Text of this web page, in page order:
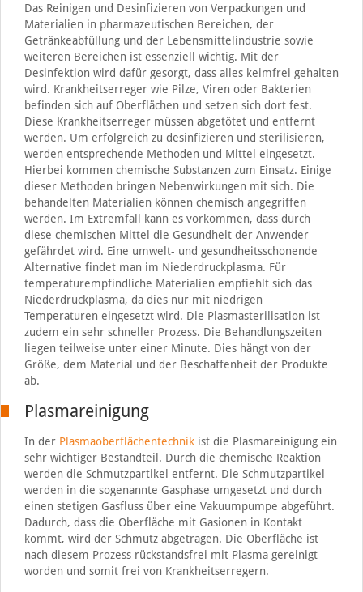
Das Reinigen und Desinfizieren von Verpackungen und
Materialien in pharmazeutischen Bereichen, der
Getränkeabfüllung und der Lebensmittelindustrie sowie
weiteren Bereichen ist essenziell wichtig. Mit der
Desinfektion wird dafür gesorgt, dass alles keimfrei gehalten
wird. Krankheitserreger wie Pilze, Viren oder Bakterien
befinden sich auf Oberflächen und setzen sich dort fest.
Diese Krankheitserreger müssen abgetötet und entfernt
werden. Um erfolgreich zu desinfizieren und sterilisieren,
werden entsprechende Methoden und Mittel eingesetzt.
Hierbei kommen chemische Substanzen zum Einsatz. Einige
dieser Methoden bringen Nebenwirkungen mit sich. Die
behandelten Materialien können chemisch angegriffen
werden. Im Extremfall kann es vorkommen, dass durch
diese chemischen Mittel die Gesundheit der Anwender
gefährdet wird. Eine umwelt- und gesundheitsschonende
Alternative findet man im Niederdruckplasma. Für
temperaturempfindliche Materialien empfiehlt sich das
Niederdruckplasma, da dies nur mit niedrigen
Temperaturen eingesetzt wird. Die Plasmasterilisation ist
zudem ein sehr schneller Prozess. Die Behandlungszeiten
liegen teilweise unter einer Minute. Dies hängt von der
Größe, dem Material und der Beschaffenheit der Produkte
ab.
Plasmareinigung
In der Plasmaoberflächentechnikist die Plasmareinigung ein
sehr wichtiger Bestandteil. Durch die chemische Reaktion
werden die Schmutzpartikel entfernt. Die Schmutzpartikel
werden in die sogenannte Gasphase umgesetzt und durch
einen stetigen Gasfluss über eine Vakuumpumpe abgeführt.
Dadurch, dass die Oberfläche mit Gasionen in Kontakt
kommt, wird der Schmutz abgetragen. Die Oberfläche ist
nach diesem Prozess rückstandsfrei mit Plasma gereinigt
worden und somit frei von Krankheitserregern.